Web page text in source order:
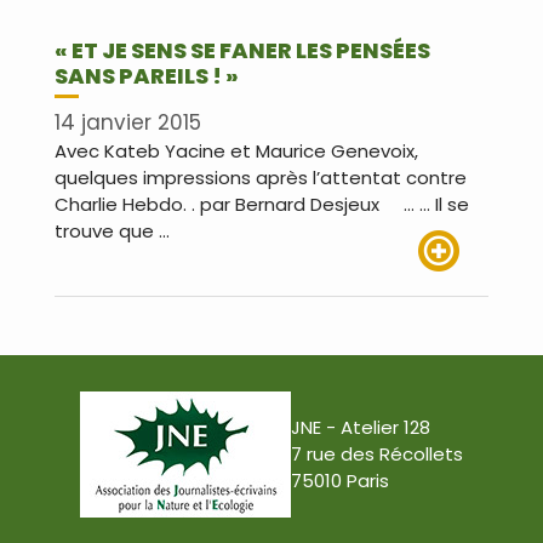
« ET JE SENS SE FANER LES PENSÉES
SANS PAREILS ! »
14 janvier 2015
Avec Kateb Yacine et Maurice Genevoix,
quelques impressions après l’attentat contre
Charlie Hebdo. . par Bernard Desjeux … … Il se
trouve que …
JNE - Atelier 128
7 rue des Récollets
75010 Paris